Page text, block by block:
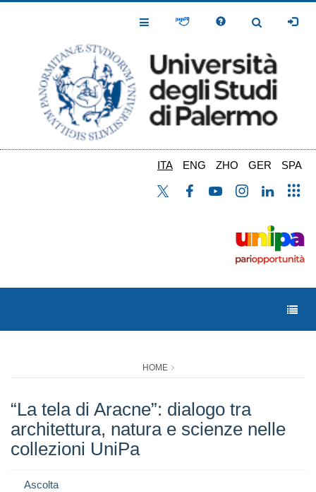
Toggle
Toggle
ITA ENG ZHO GER SPA
HOME
“La tela di Aracne”: dialogo tra
architettura, natura e scienze nelle
collezioni UniPa
Ascolta